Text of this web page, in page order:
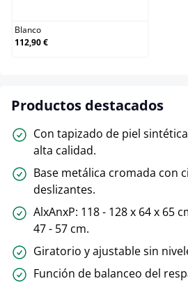
Blanco
112,90 €
Productos destacados
Con tapizado de piel
alta calidad.
Base metálica cromada con
deslizantes.
AlxAnxP: 118 - 128 x 64 x 65
47 - 57 cm.
Giratorio y ajustable sin
Función de balanceo del